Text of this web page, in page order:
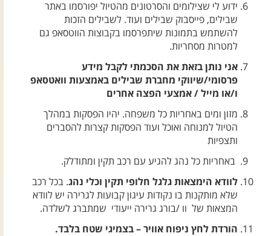
ידוע לי שצילומים והסרטונים מהטיול יפורסמו באתר
שבילים, פייסבוק שבילים ועוד. לשבילים הזכות
להשתמש בתמונות שיתפרסמו בקבוצות הווטסאפ גם
למטרות מסחריות.
אני נותן בזאת את הסכמתי לקבל מידע
פרסומי/שיווקי מחברת שבילים באמצעות וואטסאפ
ו/או מייל / אמצעי הפצה אחרים
מזון ומים באחריות כל משפחה. יהיו הפסקות במהלך
הטיול למנוחה ואוכל ועוד הפסקות קצרות להסברים
ותצפיות
באחריות כל נהג להגיע עם רכב תקין ומתודלק.
לוודא הימצאות גלגל חלופי תקין וכלי נהג. בכל רכב
שלא מותקנות בו נקודות עיגון קבועות לגרירה יש לוודא
המצאות של וו /בורג גרירה ייעודי שמתברג לשלדה.
הורדת לחץ ניפוח אוויר – בצמיגי שטח בלבד.